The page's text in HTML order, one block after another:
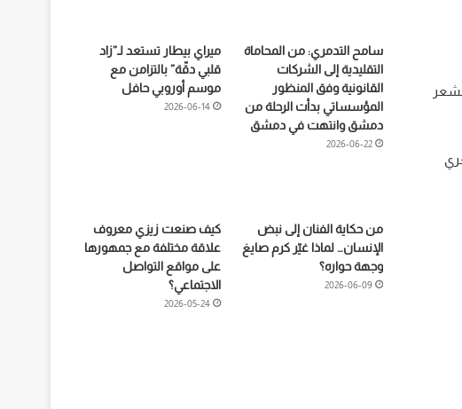
سامح التدمري: من المحاماة
التقليدية إلى الشركات
القانونية وفق المنظور
المؤسساتي بدأت الرحلة من
دمشق وانتهت في دمشق
2026-06-22
ميراي بيطار تستعد لـ”زاد
قلبي دقّة” بالتزامن مع
موسم أوروبي حافل
2026-06-14
من حكاية الفنان إلى نبض
الإنسان… لماذا غيّر كرم صايغ
وجهة حواره؟
2026-06-09
كيف صنعت زيزي معروف
علاقة مختلفة مع جمهورها
على مواقع التواصل
الاجتماعي؟
2026-05-24